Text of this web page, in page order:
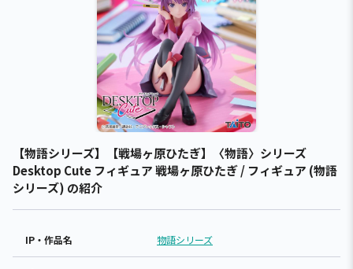
【物語シリーズ】【戦場ヶ原ひたぎ】〈物語〉シリーズ
Desktop Cute フィギュア 戦場ヶ原ひたぎ / フィギュア (物語
シリーズ) の紹介
IP・作品名 物語シリーズ